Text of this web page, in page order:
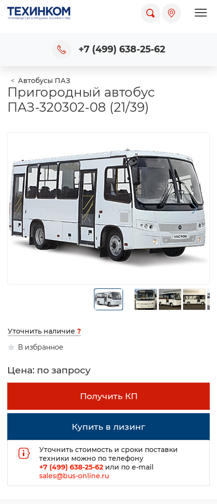
+7 (499) 638-25-62
Автобусы ПАЗ
Пригородный автобус
ПАЗ-320302-08 (21/39)
Уточнить наличие ?
В избранное
Цена: по запросу
Получить КП
Купить в лизинг
Уточнить стоимость и сроки поставки
техники можно по телефону
+7 (499) 638-25-62 или по e-mail
sales@bus-online.ru